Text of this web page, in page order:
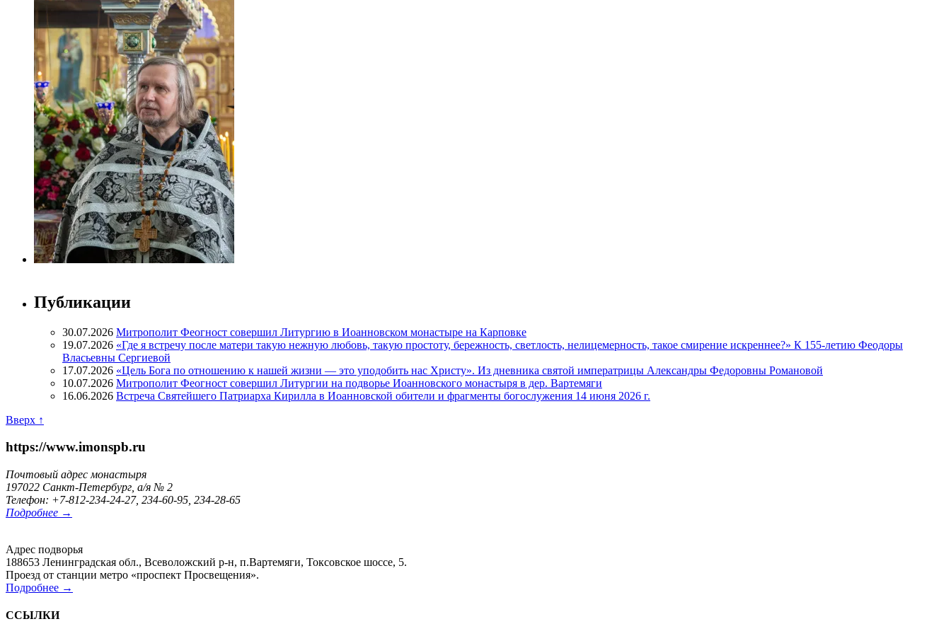
Публикации
30.07.2026 Митрополит Феогност совершил Литургию в Иоанновском монастыре на Карповке
19.07.2026 «Где я встречу после матери такую нежную любовь, такую простоту, бережность, светлость, нелицемерность, такое смирение искреннее?» К 155-летию Феодоры
Власьевны Сергиевой
17.07.2026 «Цель Бога по отношению к нашей жизни — это уподобить нас Христу». Из дневника святой императрицы Александры Федоровны Романовой
10.07.2026 Митрополит Феогност совершил Литургии на подворье Иоанновского монастыря в дер. Вартемяги
16.06.2026 Встреча Святейшего Патриарха Кирилла в Иоанновской обители и фрагменты богослужения 14 июня 2026 г.
Вверх ↑
https://www.imonspb.ru
Почтовый адрес монастыря
197022 Санкт-Петербург, а/я № 2
Телефон: +7-812-234-24-27, 234-60-95, 234-28-65
Подробнее →
Адрес подворья
188653 Ленинградская обл., Всеволожский р-н, п.Вартемяги, Токсовское шоссе, 5.
Проезд от станции метро «проспект Просвещения».
Подробнее →
ССЫЛКИ